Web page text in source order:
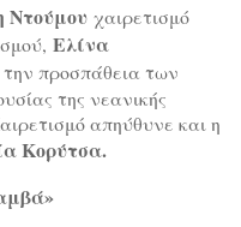
Ντούμου χαιρετισμό
Ελίνα
την προσπάθεια των
της νεανικής
απηύθυνε και η
Κορύτσα.